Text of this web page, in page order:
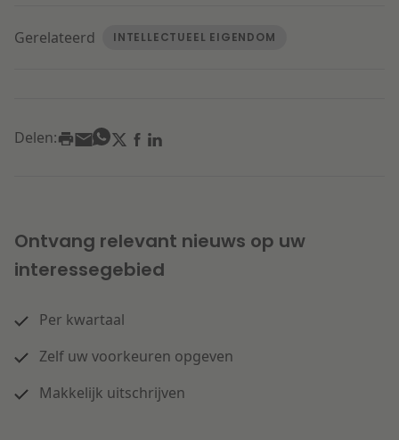
Gerelateerd INTELLECTUEEL EIGENDOM
Delen:
Ontvang relevant nieuws op uw
interessegebied
Per kwartaal
Zelf uw voorkeuren opgeven
Makkelijk uitschrijven